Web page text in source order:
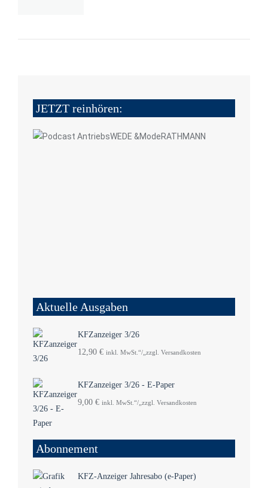
JETZT reinhören:
Aktuelle Ausgaben
KFZanzeiger 3/26
12,90 € inkl. MwSt.“/„zzgl. Versandkosten
KFZanzeiger 3/26 - E-Paper
9,00 € inkl. MwSt.“/„zzgl. Versandkosten
Abonnement
KFZ-Anzeiger Jahresabo (e-Paper)